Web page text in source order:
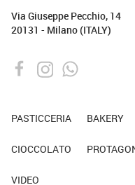
Via Giuseppe Pecchio, 14
20131 - Milano (ITALY)
PASTICCERIA BAKERY
CIOCCOLATO
VIDEO